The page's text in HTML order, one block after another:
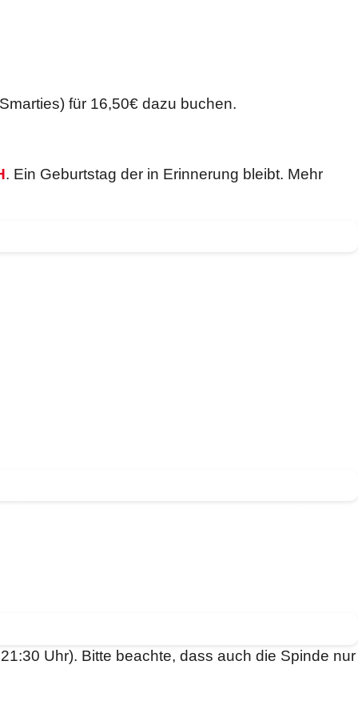
für 16,50€ dazu buchen.
. Ein Geburtstag der in Erinnerung bleibt. Mehr
Uhr). Bitte beachte, dass auch die Spinde nur